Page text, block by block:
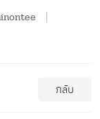
กลับ